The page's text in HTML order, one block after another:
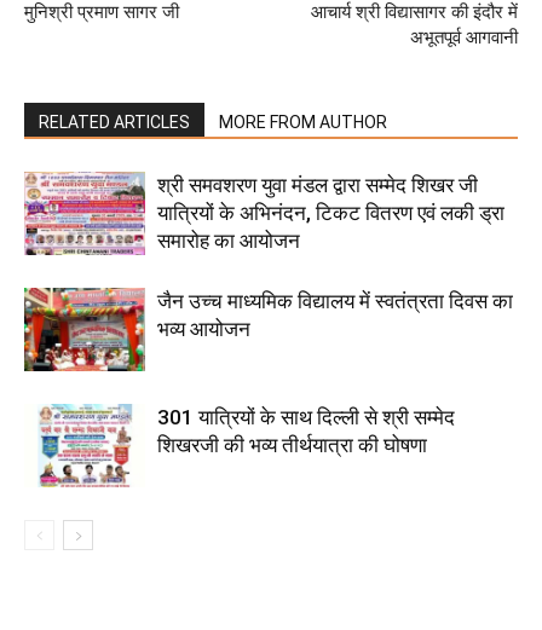
मुनिश्री प्रमाण सागर जी
आचार्य श्री विद्यासागर की इंदौर में
अभूतपूर्व आगवानी
RELATED ARTICLES MORE FROM AUTHOR
श्री समवशरण युवा मंडल द्वारा सम्मेद शिखर जी
यात्रियों के अभिनंदन, टिकट वितरण एवं लकी ड्रा
समारोह का आयोजन
जैन उच्च माध्यमिक विद्यालय में स्वतंत्रता दिवस का
भव्य आयोजन
301 यात्रियों के साथ दिल्ली से श्री सम्मेद
शिखरजी की भव्य तीर्थयात्रा की घोषणा